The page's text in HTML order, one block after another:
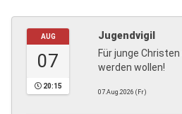
AUG
07
20:15
Jugendvigil
Für junge
werden wollen!
07.Aug.2026 (Fr)